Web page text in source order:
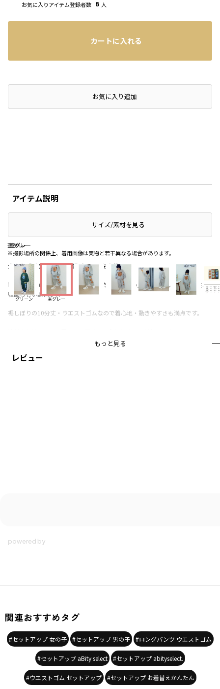
杢グレー
※撮影場所の関係上、着用画像は実物と若干異なる場合があります。
杢グレー
杢グレー
グリーン 杢グレー
レビュー
お気に入りアイテム登録者数 8 人
カートに入れる
店頭在庫を確認するお気に入り追加
アイテム説明
サイズ/素材を見る
大きな「バディーズ」の顔プリントを主役に!!
可愛い系の韓国ストリートを楽しみたい方必見の人と被らないデザイン性、
韓国らしい配色が◎
裾しぼりの10分丈・ウエストゴムなので着心地・動きやすさも満点です。
もっと見る
関連おすすめタグ
#セットアップ 女の子 #セットアップ 男の子 #ロングパンツ ウエストゴム
#セットアップ aBity select #セットアップ abityselect.
#ウエストゴム セットアップ #セットアップ お着替えかんたん